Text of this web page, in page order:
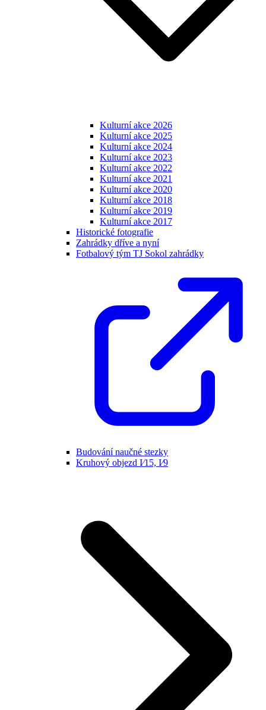
Kulturní akce 2026
Kulturní akce 2025
Kulturní akce 2024
Kulturní akce 2023
Kulturní akce 2022
Kulturní akce 2021
Kulturní akce 2020
Kulturní akce 2018
Kulturní akce 2019
Kulturní akce 2017
Historické fotografie
Zahrádky dříve a nyní
Fotbalový tým TJ Sokol zahrádky
Budování naučné stezky
Kruhový objezd I⁄15, I⁄9